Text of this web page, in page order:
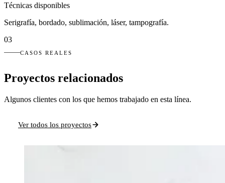
Técnicas disponibles
Serigrafía, bordado, sublimación, láser, tampografía.
03
CASOS REALES
Proyectos relacionados
Algunos clientes con los que hemos trabajado en esta línea.
Ver todos los proyectos